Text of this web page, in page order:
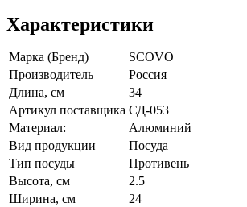
Характеристики
Марка (Бренд)
SCOVO
Производитель
Россия
Длина, см
34
Артикул поставщика СД-053
Материал:
Алюминий
Вид продукции
Посуда
Тип посуды
Противень
Высота, см
2.5
Ширина, см
24